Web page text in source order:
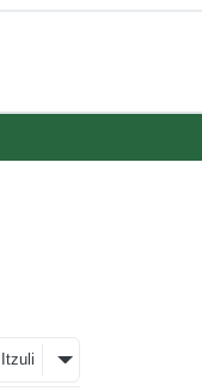
Itzuli